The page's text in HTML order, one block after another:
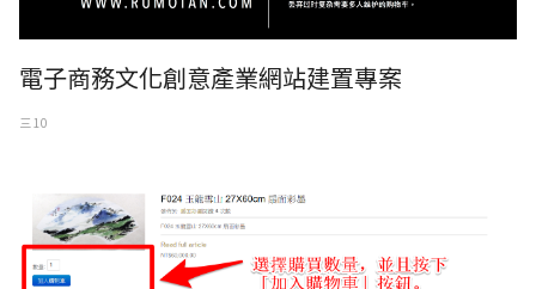
電子商務文化創意產業網站建置專案
三 10